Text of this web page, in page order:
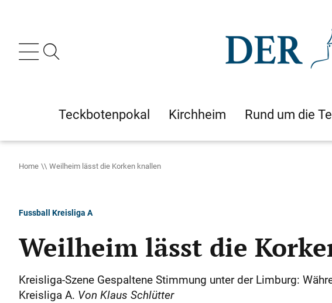
Teckbotenpokal Kirchheim Rund um die
Home Weilheim lässt die Korken knallen
Fussball Kreisliga A
Weilheim lässt die
Kreisliga-Szene Gespaltene Stimmung unter der Limburg:
Kreisliga A. Von Klaus Schlütter